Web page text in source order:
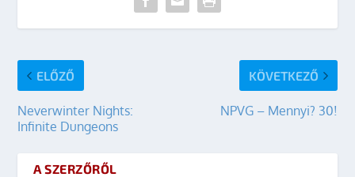
ELŐZŐ
Neverwinter Nights:
Infinite Dungeons
KÖVETKEZŐ
NPVG – Mennyi? 30!
A SZERZŐRŐL